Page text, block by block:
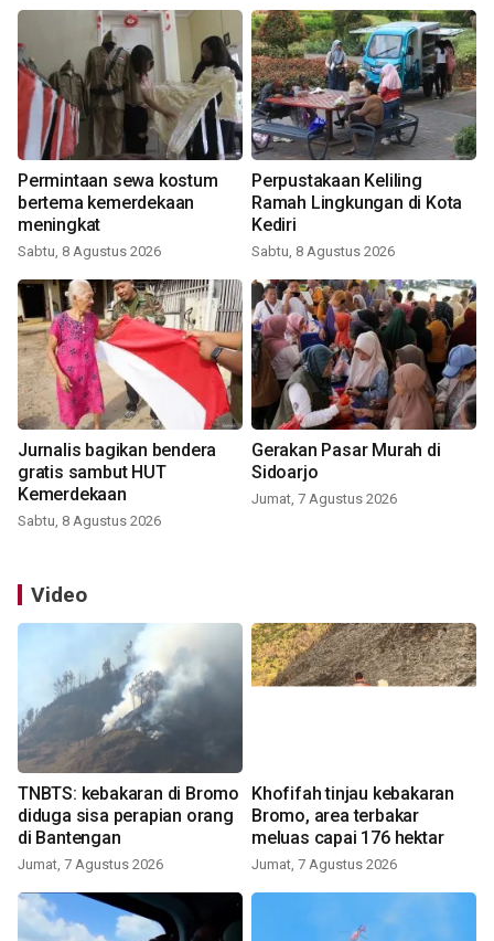
Permintaan sewa kostum
bertema kemerdekaan
meningkat
Sabtu, 8 Agustus 2026
Perpustakaan Keliling
Ramah Lingkungan di Kota
Kediri
Sabtu, 8 Agustus 2026
Jurnalis bagikan bendera
gratis sambut HUT
Kemerdekaan
Sabtu, 8 Agustus 2026
Gerakan Pasar Murah di
Sidoarjo
Jumat, 7 Agustus 2026
Video
TNBTS: kebakaran di Bromo
diduga sisa perapian orang
di Bantengan
Jumat, 7 Agustus 2026
Khofifah tinjau kebakaran
Bromo, area terbakar
meluas capai 176 hektar
Jumat, 7 Agustus 2026